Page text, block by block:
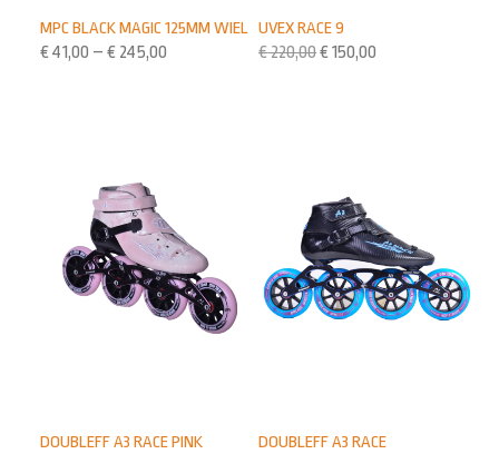
UVEX RACE 9
€220,00€ 150,00
MPC BLACK MAGIC 125MM WIEL
€ 41,00 – € 245,00
DOUBLEFF A3 RACE
DOUBLEFF A3 RACE PINK